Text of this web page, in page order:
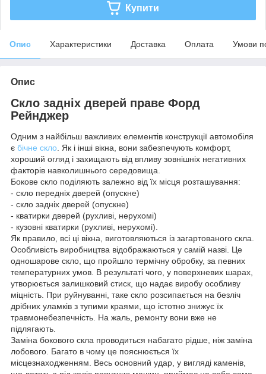
Купити
Опис Характеристики Доставка Оплата Умови
Опис
Скло задніх дверей праве Форд
Рейнджер
Одним з найбільш важливих елементів конструкції автомобіля
є бічне скло. Як і інші вікна, вони забезпечують комфорт,
хороший огляд і захищають від впливу зовнішніх негативних
факторів навколишнього середовища.
Бокове скло поділяють залежно від їх місця розташування:
- скло передніх дверей (опускне)
- скло задніх дверей (опускне)
- кватирки дверей (рухливі, нерухомі)
- кузовні кватирки (рухливі, нерухомі).
Як правило, всі ці вікна, виготовляються із загартованого скла.
Особливість виробництва відображаються у самій назві. Це
одношарове скло, що пройшло термічну обробку, за певних
температурних умов. В результаті чого, у поверхневих шарах,
утворюється залишковий стиск, що надає виробу особливу
міцність. При руйнуванні, таке скло розсипається на безліч
дрібних уламків з тупими краями, що істотно знижує їх
травмонебезпечність. На жаль, ремонту вони вже не
підлягають.
Заміна бокового скла проводиться набагато рідше, ніж заміна
лобового. Багато в чому це пояснюється їх
місцезнаходженням. Весь основний удар, у вигляді каменів,